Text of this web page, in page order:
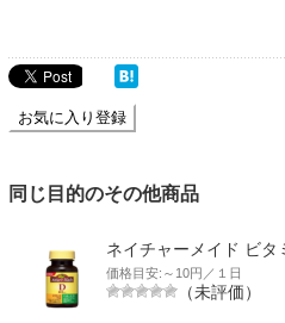
お気に入り登録
同じ目的のその他商品
ネイチャーメイド ビタ
価格目安:～10円／１日
（未評価）